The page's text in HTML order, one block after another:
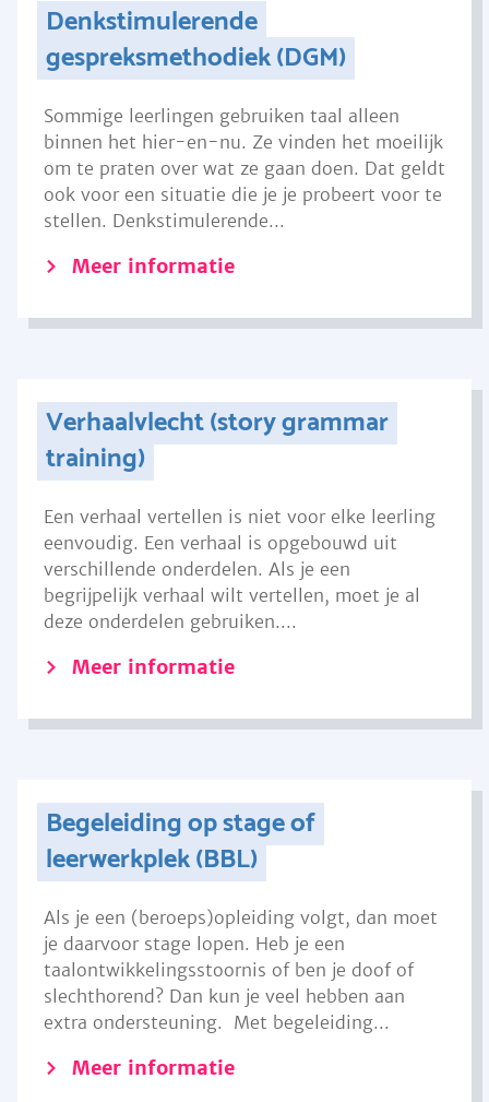
Denkstimulerende
gespreksmethodiek (DGM)
Sommige leerlingen gebruiken taal alleen
binnen het hier-en-nu. Ze vinden het moeilijk
om te praten over wat ze gaan doen. Dat geldt
ook voor een situatie die je je probeert voor te
stellen. Denkstimulerende...
Meer informatie
Verhaalvlecht (story grammar
training)
Een verhaal vertellen is niet voor elke leerling
eenvoudig. Een verhaal is opgebouwd uit
verschillende onderdelen. Als je een
begrijpelijk verhaal wilt vertellen, moet je al
deze onderdelen gebruiken....
Meer informatie
Begeleiding op stage of
leerwerkplek (BBL)
Als je een (beroeps)opleiding volgt, dan moet
je daarvoor stage lopen. Heb je een
taalontwikkelingsstoornis of ben je doof of
slechthorend? Dan kun je veel hebben aan
extra ondersteuning. Met begeleiding...
Meer informatie